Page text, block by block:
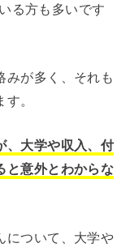
る方も多いです
みが多く、それも
。
、大学や収入、付
と意外とわからな
について、大学や